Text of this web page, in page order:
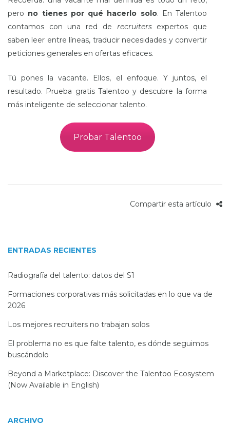
pero no tienes por qué hacerlo solo. En Talentoo
contamos con una red de recruitersexpertos que
saben leer entre líneas, traducir necesidades y convertir
peticiones generales en ofertas eficaces.
Tú pones la vacante. Ellos, el enfoque. Y juntos, el
resultado. Prueba gratis Talentoo y descubre la forma
más inteligente de seleccionar talento.
Probar Talentoo
Compartir esta artículo
ENTRADAS RECIENTES
Radiografía del talento: datos del S1
Formaciones corporativas más solicitadas en lo que va de
2026
Los mejores recruiters no trabajan solos
El problema no es que falte talento, es dónde seguimos
buscándolo
Beyond a Marketplace: Discover the Talentoo Ecosystem
(Now Available in English)
ARCHIVO